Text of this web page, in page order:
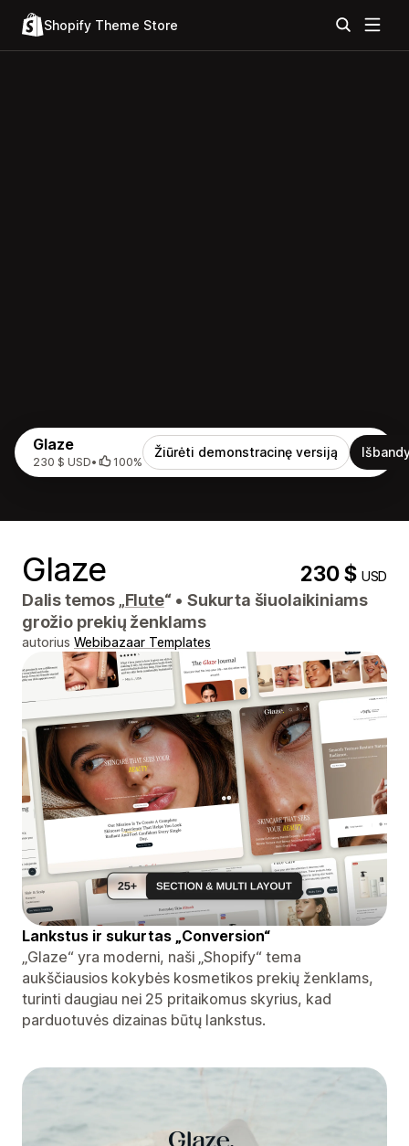
Shopify Theme Store
Glaze
230 $ USD• 100%
Žiūrėti demonstracinę versiją
Glaze 230 $USD
Dalis temos „Flute“ • Sukurta šiuolaikiniams
grožio prekių ženklams
autorius Webibazaar Templates
Lankstus ir sukurtas „Conversion“
„Glaze“ yra moderni, naši „Shopify“ tema
aukščiausios kokybės kosmetikos prekių ženklams,
turinti daugiau nei 25 pritaikomus skyrius, kad
parduotuvės dizainas būtų lankstus.